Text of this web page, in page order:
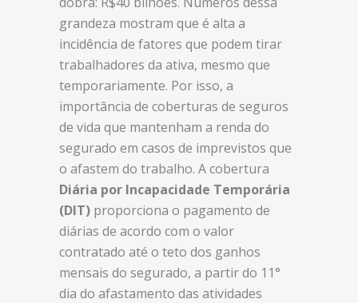
grandeza mostram que é alta a
incidência de fatores que podem tirar
trabalhadores da ativa, mesmo que
temporariamente. Por isso, a
importância de coberturas de seguros
de vida que mantenham a renda do
segurado em casos de imprevistos que
o afastem do trabalho. A cobertura
Diária por Incapacidade Temporária
(DIT) proporciona o pagamento de
diárias de acordo com o valor
contratado até o teto dos ganhos
mensais do segurado, a partir do 11°
dia do afastamento das atividades